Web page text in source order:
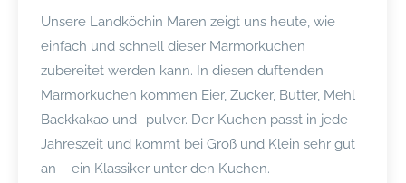
Unsere Landköchin Maren zeigt uns heute, wie
einfach und schnell dieser Marmorkuchen
zubereitet werden kann. In diesen duftenden
Marmorkuchen kommen Eier, Zucker, Butter, Mehl
Backkakao und -pulver. Der Kuchen passt in jede
Jahreszeit und kommt bei Groß und Klein sehr gut
an – ein Klassiker unter den Kuchen.